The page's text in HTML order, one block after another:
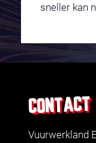
sneller kan
CONTACT
Vuurwerkland